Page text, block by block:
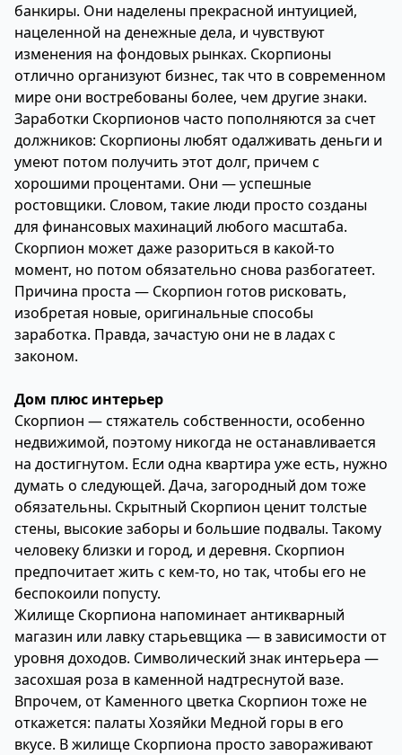
банкиры. Они наделены прекрасной интуицией,
нацеленной на денежные дела, и чувствуют
изменения на фондовых рынках. Скорпионы
отлично организуют бизнес, так что в современном
мире они востребованы более, чем другие знаки.
Заработки Скорпионов часто пополняются за счет
должников: Скорпионы любят одалживать деньги и
умеют потом получить этот долг, причем с
хорошими процентами. Они — успешные
ростовщики. Словом, такие люди просто созданы
для финансовых махинаций любого масштаба.
Скорпион может даже разориться в какой-то
момент, но потом обязательно снова разбогатеет.
Причина проста — Скорпион готов рисковать,
изобретая новые, оригинальные способы
заработка. Правда, зачастую они не в ладах с
законом.
Дом плюс интерьер
Скорпион — стяжатель собственности, особенно
недвижимой, поэтому никогда не останавливается
на достигнутом. Если одна квартира уже есть, нужно
думать о следующей. Дача, загородный дом тоже
обязательны. Скрытный Скорпион ценит толстые
стены, высокие заборы и большие подвалы. Такому
человеку близки и город, и деревня. Скорпион
предпочитает жить с кем-то, но так, чтобы его не
беспокоили попусту.
Жилище Скорпиона напоминает антикварный
магазин или лавку старьевщика — в зависимости от
уровня доходов. Символический знак интерьера —
засохшая роза в каменной надтреснутой вазе.
Впрочем, от Каменного цветка Скорпион тоже не
откажется: палаты Хозяйки Медной горы в его
вкусе. В жилище Скорпиона просто завораживают